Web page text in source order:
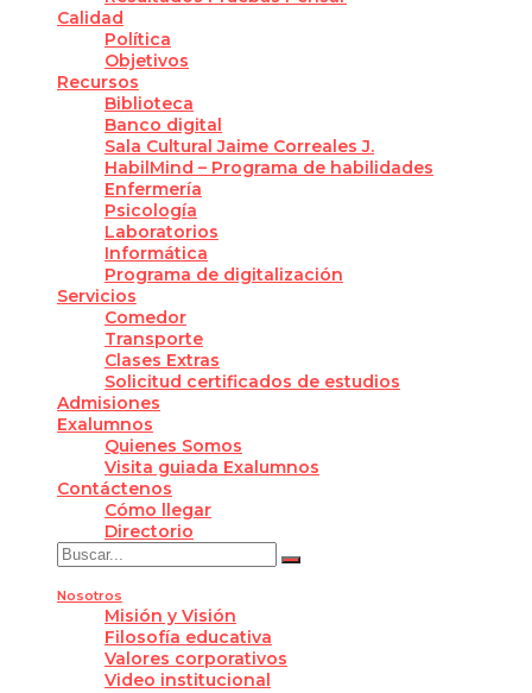
Calidad
Política
Objetivos
Recursos
Biblioteca
Banco digital
Sala Cultural Jaime Correales J.
HabilMind – Programa de habilidades
Enfermería
Psicología
Laboratorios
Informática
Programa de digitalización
Servicios
Comedor
Transporte
Clases Extras
Solicitud certificados de estudios
Admisiones
Exalumnos
Quienes Somos
Visita guiada Exalumnos
Contáctenos
Cómo llegar
Directorio
Nosotros
Misión y Visión
Filosofía educativa
Valores corporativos
Video institucional